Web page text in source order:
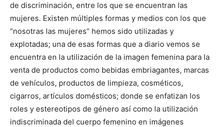
de discriminación, entre los que se encuentran las
mujeres. Existen múltiples formas y medios con los que
“nosotras las mujeres” hemos sido utilizadas y
explotadas; una de esas formas que a diario vemos se
encuentra en la utilización de la imagen femenina para la
venta de productos como bebidas embriagantes, marcas
de vehículos, productos de limpieza, cosméticos,
cigarros, artículos domésticos; donde se enfatizan los
roles y estereotipos de género así como la utilización
indiscriminada del cuerpo femenino en imágenes